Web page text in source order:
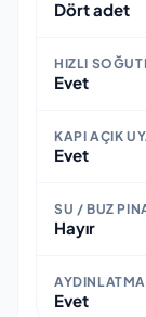
Dört adet
HIZLI
Evet
KAPI AÇIK
Evet
SU / BUZ
Hayır
AYDINLATMA
Evet